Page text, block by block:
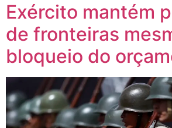
Exército mantém
de fronteiras
bloqueio do